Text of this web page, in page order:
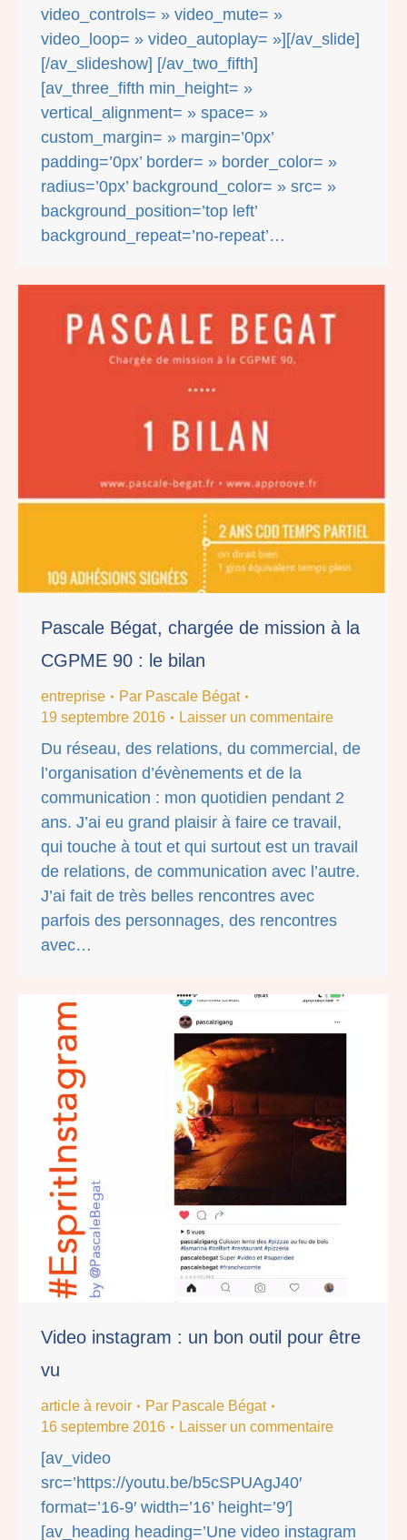
video_controls= » video_mute= »
video_loop= » video_autoplay= »][/av_slide]
[/av_slideshow] [/av_two_fifth]
[av_three_fifth min_height= »
vertical_alignment= » space= »
custom_margin= » margin=’0px’
padding=’0px’ border= » border_color= »
radius=’0px’ background_color= » src= »
background_position=’top left’
background_repeat=’no-repeat’…
Pascale Bégat, chargée de mission à la
CGPME 90 : le bilan
entreprise Par Pascale Bégat
19 septembre 2016
Laisser un commentaire
Du réseau, des relations, du commercial, de
l’organisation d’évènements et de la
communication : mon quotidien pendant 2
ans. J’ai eu grand plaisir à faire ce travail,
qui touche à tout et qui surtout est un travail
de relations, de communication avec l’autre.
J’ai fait de très belles rencontres avec
parfois des personnages, des rencontres
avec…
Video instagram : un bon outil pour être
vu
article à revoir Par Pascale Bégat
16 septembre 2016
Laisser un commentaire
[av_video
src=’https://youtu.be/b5cSPUAgJ40′
format=’16-9′ width=’16’ height=’9′]
[av_heading heading=’Une video instagram